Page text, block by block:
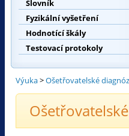
Slovník
Fyzikální vyšetření
Hodnotící škály
Testovací protokoly
Výuka>Ošetřovatelské